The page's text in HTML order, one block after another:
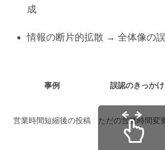
成
情報の断片的拡散 → 全体像の
事例 誤認のきっかけ
営業時間短縮後の投稿 ただの営業時間変